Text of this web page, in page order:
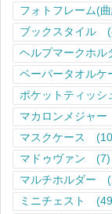
フォトフレーム(
ブックスタイル
ヘルプマークホル
ペーパータオルケ
ポケットティッシ
マカロンメジャー
マスクケース
マドゥヴァン
(7)
マルチホルダー
ミニチェスト